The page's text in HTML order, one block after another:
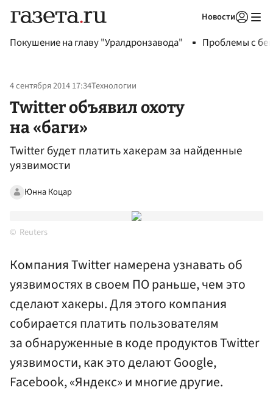
Новости
Покушение на главу "Уралдронзавода" Проблемы с
4 сентября 2014 17:34Технологии
Twitter объявил охоту
на «баги»
Twitter будет платить хакерам за найденные
уязвимости
Юнна Коцар
Reuters
Компания Twitter намерена узнавать об
уязвимостях в своем ПО раньше, чем это
сделают хакеры. Для этого компания
собирается платить пользователям
за обнаруженные в коде продуктов Twitter
уязвимости, как это делают Google,
Facebook, «Яндекс» и многие другие.